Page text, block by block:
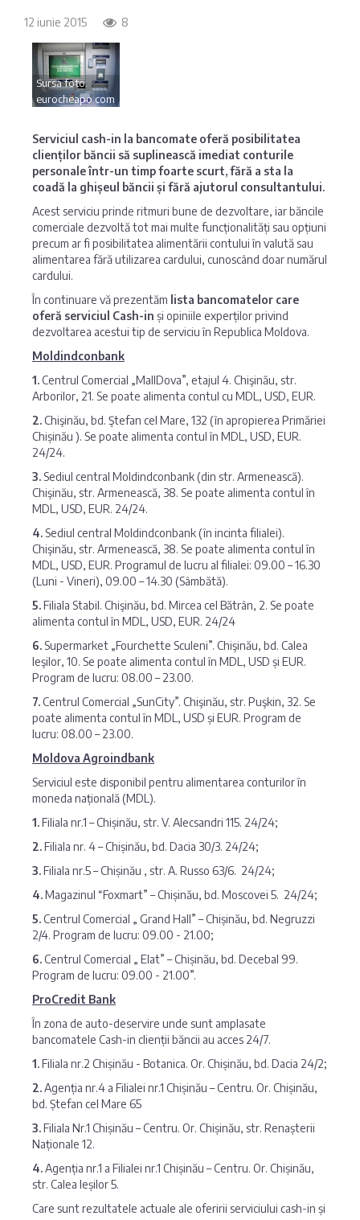
OTP Bank
ProCredit Bank
Victoriabank
12 iunie 2015 8
Sursa foto:
eurocheapo.com
Serviciul cash-in la bancomate oferă posibilitatea
clienților băncii să suplinească imediat conturile
personale într-un timp foarte scurt, fără a sta la
coadă la ghișeul băncii și fără ajutorul consultantului.
Acest serviciu prinde ritmuri bune de dezvoltare, iar băncile
comerciale dezvoltă tot mai multe funcționalități sau opțiuni
precum ar fi posibilitatea alimentării contului în valută sau
alimentarea fără utilizarea cardului, cunoscând doar numărul
cardului.
În continuare vă prezentăm lista bancomatelor care
oferă serviciul Cash-in și opiniile experților privind
dezvoltarea acestui tip de serviciu în Republica Moldova.
Moldindconbank
1.Centrul Comercial „MallDova”, etajul 4. Chişinău, str.
Arborilor, 21. Se poate alimenta contul cu MDL, USD, EUR.
2.Chişinău, bd. Ştefan cel Mare, 132 (în apropierea Primăriei
Chișinău ). Se poate alimenta contul în MDL, USD, EUR.
24/24.
3. Sediul central Moldindconbank (din str. Armenească).
Chişinău, str. Armenească, 38. Se poate alimenta contul în
MDL, USD, EUR. 24/24.
4. Sediul central Moldindconbank (în incinta filialei).
Chişinău, str. Armenească, 38. Se poate alimenta contul în
MDL, USD, EUR. Programul de lucru al filialei: 09.00 – 16.30
(Luni - Vineri), 09.00 – 14.30 (Sâmbătă).
5.Filiala Stabil. Chişinău, bd. Mircea cel Bătrân, 2. Se poate
alimenta contul în MDL, USD, EUR. 24/24
6. Supermarket „Fourchette Sculeni”. Chişinău, bd. Calea
Ieşilor, 10. Se poate alimenta contul în MDL, USD și EUR.
Program de lucru: 08.00 – 23.00.
7.Centrul Comercial „SunCity”. Chişinău, str. Puşkin, 32. Se
poate alimenta contul în MDL, USD și EUR. Program de
lucru: 08.00 – 23.00.
Moldova Agroindbank
Serviciul este disponibil pentru alimentarea conturilor în
moneda națională (MDL).
1.Filiala nr.1 – Chișinău, str. V. Alecsandri 115. 24/24;
2.Filiala nr. 4 – Chișinău, bd. Dacia 30/3. 24/24;
3.Filiala nr.5 – Chișinău , str. A. Russo 63/6. 24/24;
4.Magazinul “Foxmart” – Chișinău, bd. Moscovei 5. 24/24;
5.Centrul Comercial „ Grand Hall” – Chișinău, bd. Negruzzi
2/4. Program de lucru: 09.00 - 21.00;
6.Centrul Comercial „ Elat” – Chișinău, bd. Decebal 99.
Program de lucru: 09.00 - 21.00”.
ProCredit Bank
În zona de auto-deservire unde sunt amplasate
bancomatele Cash-in clienții băncii au acces 24/7.
1.Filiala nr.2 Chișinău - Botanica. Or. Chișinău, bd. Dacia 24/2;
2.Agenția nr.4 a Filialei nr.1 Chișinău – Centru. Or. Chișinău,
bd. Ștefan cel Mare 65
3.Filiala Nr.1 Chișinău – Centru. Or. Chișinău, str. Renașterii
Naționale 12.
4.Agenția nr.1 a Filialei nr.1 Chișinău – Centru. Or. Chișinău,
str. Calea Ieșilor 5.
Care sunt rezultatele actuale ale oferirii serviciului cash-in și